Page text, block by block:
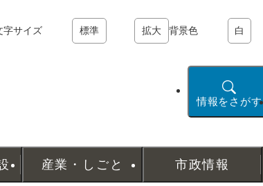
字サイズ 標準 拡大 背景色 白
情報をさがす
産業・しごと 市政情報